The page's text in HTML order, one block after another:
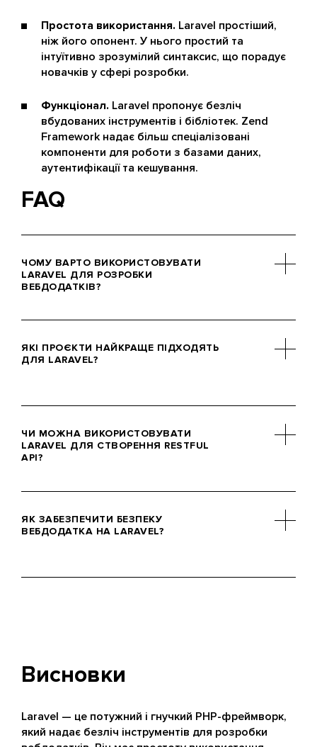
Простота використання. Laravel простіший,
ніж його опонент. У нього простий та
інтуїтивно зрозумілий синтаксис, що порадує
новачків у сфері розробки.
Функціонал. Laravel пропонує безліч
вбудованих інструментів і бібліотек. Zend
Framework надає більш спеціалізовані
компоненти для роботи з базами даних,
аутентифікації та кешування.
FAQ
ЧОМУ ВАРТО ВИКОРИСТОВУВАТИ
LARAVEL ДЛЯ РОЗРОБКИ
ВЕБДОДАТКІВ?
використанні, у нього потужна
система маршрутизації, зручний ORM
ЯКІ ПРОЄКТИ НАЙКРАЩЕ ПІДХОДЯТЬ
ДЛЯ LARAVEL?
розробки вебдодатків середньої та
великої величини. Це можуть бути:
складні проєкти.
ЧИ МОЖНА ВИКОРИСТОВУВАТИ
LARAVEL ДЛЯ СТВОРЕННЯ RESTFUL
API?
інструменти для створення RESTful
API, як-от система маршрутизації та
ЯК ЗАБЕЗПЕЧИТИ БЕЗПЕКУ
ВЕБДОДАТКА НА LARAVEL?
дотримуватися найкращих практик із
Висновки
Laravel — це потужний і гнучкий PHP-фреймворк,
який надає безліч інструментів для розробки